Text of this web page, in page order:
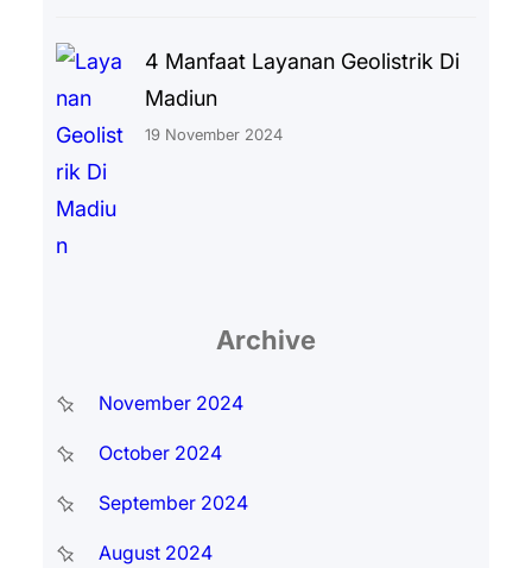
4 Manfaat Layanan Geolistrik Di
Madiun
19 November 2024
Archive
November 2024
October 2024
September 2024
August 2024